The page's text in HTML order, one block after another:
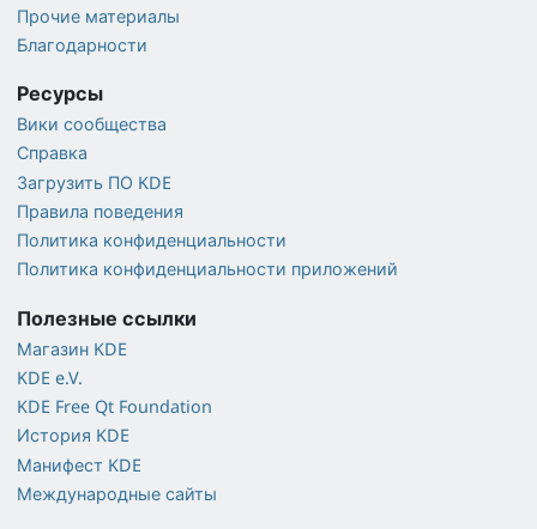
Прочие материалы
Благодарности
Ресурсы
Вики сообщества
Справка
Загрузить ПО KDE
Правила поведения
Политика конфиденциальности
Политика конфиденциальности приложений
Полезные ссылки
Магазин KDE
KDE e.V.
KDE Free Qt Foundation
История KDE
Манифест KDE
Международные сайты